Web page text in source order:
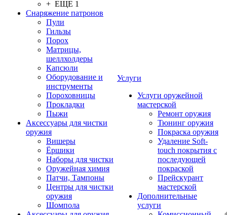
+ ЕЩЕ 1
Снаряжение патронов
Пули
Гильзы
Порох
Матрицы,
шеллхолдеры
Капсюли
Оборудование и
инструменты
Пороховницы
Прокладки
Пыжи
Аксессуары для чистки
оружия
Вишеры
Ёршики
Наборы для чистки
Оружейная химия
Патчи, Тампоны
Центры для чистки
оружия
Шомпола
Услуги
Услуги оружейной
мастерской
Ремонт оружия
Тюнинг оружия
Покраска оружия
Удаление Soft-
touch покрытия с
последующей
покраской
Прейскурант
мастерской
Дополнительные
услуги